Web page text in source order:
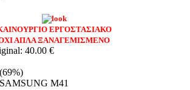
ΕΡΓΟΣΤΑΣΙΑΚΟ
ΑΠΛΑ ΞΑΝΑΓΕΜΙΣΜΕΝΟ
40.00 €
(69%)
SAMSUNG M41